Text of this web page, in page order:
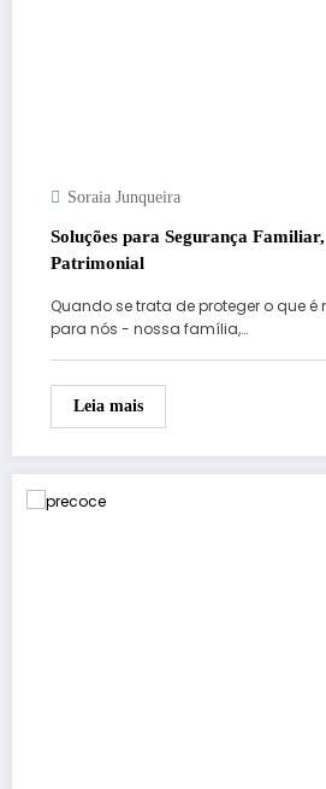
Soraia Junqueira
Soluções para Segurança
Patrimonial
Quando se trata de proteger o que
para nós - nossa família,…
Leia mais